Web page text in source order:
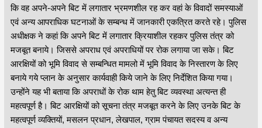
कि वह अपने-अपने बिट में लगातार भ्रमणशील रह कर वहां के विवादों समस्याओं
एवं अन्य आपराधिक घटनाओं के सम्बन्ध में जानकारी एकत्रित करते रहे। पुलिस
अधीक्षक ने कहां कि अपने बिट में लगातार क्रियाशील रहकर पुलिस तंत्र को
मजबूत बनाये। जिससे अपराध एवं अपराधियों पर रोक लगाया जा सके। बिट
आरक्षियों को भूमि विवाद से सम्बन्धित मामलो में भूमि विवाद के निस्तारण के लिए
बनाये गये प्लान के अनुसार कार्यवाही किये जाने के लिए निर्देशित किया गया।
उन्होंने यह भी बताया कि अपराधों के रोक थाम हेतु बिट व्यवस्था अत्यन्त ही
महत्वपूर्ण है। बिट आरक्षियों को सूचना तंत्र मजबूत करने के लिए उनके बिट के
महत्वपूर्ण व्यक्तियों, मसलन प्रधान, लेखपाल, ग्राम पंचायत सदस्य व अन्य